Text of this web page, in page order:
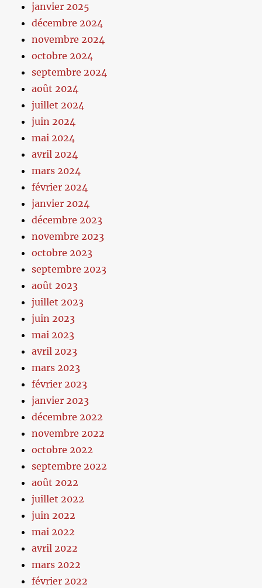
janvier 2025
décembre 2024
novembre 2024
octobre 2024
septembre 2024
août 2024
juillet 2024
juin 2024
mai 2024
avril 2024
mars 2024
février 2024
janvier 2024
décembre 2023
novembre 2023
octobre 2023
septembre 2023
août 2023
juillet 2023
juin 2023
mai 2023
avril 2023
mars 2023
février 2023
janvier 2023
décembre 2022
novembre 2022
octobre 2022
septembre 2022
août 2022
juillet 2022
juin 2022
mai 2022
avril 2022
mars 2022
février 2022